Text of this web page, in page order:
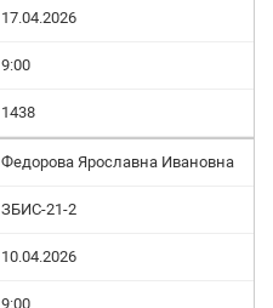
17.04.2026
9:00
1438
Федорова Ярославна Ивановна
ЗБИС-21-2
10.04.2026
9:00